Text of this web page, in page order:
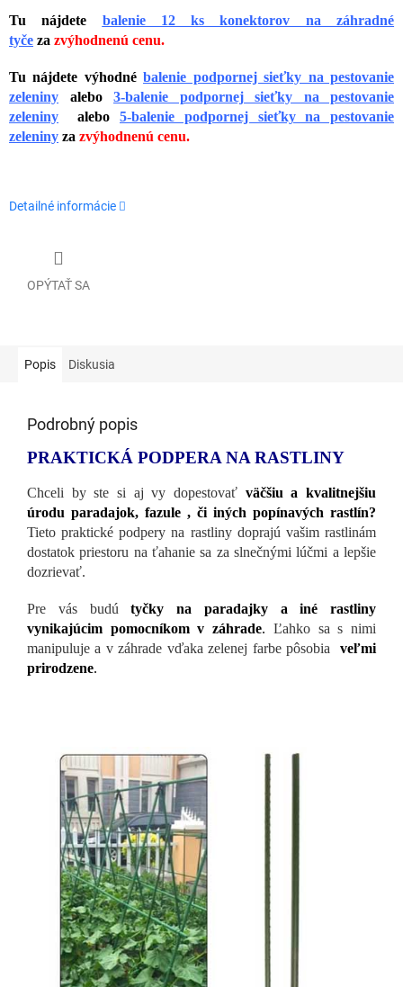
Tu nájdete
balenie 12 ks konektorov na záhradné
tyče za zvýhodnenú cenu.
Tu nájdete výhodné balenie podpornej sieťky na pestovanie
zeleniny alebo
3-balenie podpornej sieťky na pestovanie
zeleniny
alebo
5-balenie podpornej sieťky na pestovanie
zeleniny za zvýhodnenú cenu.
Detailné informácie
OPÝTAŤ SA
Popis Diskusia
Podrobný popis
PRAKTICKÁ PODPERA NA RASTLINY
Chceli by ste si aj vy dopestovať väčšiu a kvalitnejšiu
úrodu paradajok, fazule , či iných popínavých rastlín?
Tieto praktické podpery na rastliny doprajú vašim rastlinám
dostatok priestoru na ťahanie sa za slnečnými lúčmi a lepšie
dozrievať.
Pre vás budú
tyčky na paradajky a iné rastliny
vynikajúcim pomocníkom v záhrade. Ľahko sa s nimi
manipuluje a v záhrade vďaka zelenej farbe pôsobia veľmi
prirodzene.